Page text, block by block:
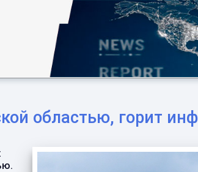
областью, горит